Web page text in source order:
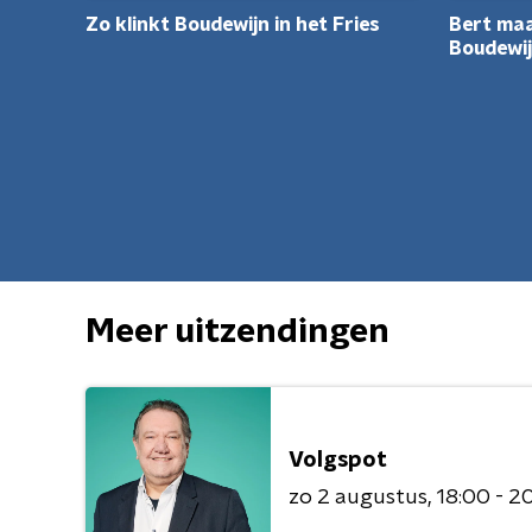
Zo klinkt Boudewijn in het Fries
Bert
Meer uitzendingen
Volgspot
zo 2 augustus 18:00 -